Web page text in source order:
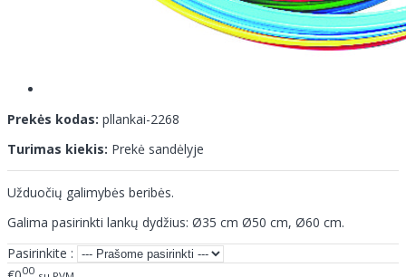
Prekės kodas: pllankai-2268
Turimas kiekis: Prekė sandėlyje
Užduočių galimybės beribės.
Galima pasirinkti lankų dydžius: Ø35 cm Ø50 cm, Ø60 cm.
Pasirinkite :
00